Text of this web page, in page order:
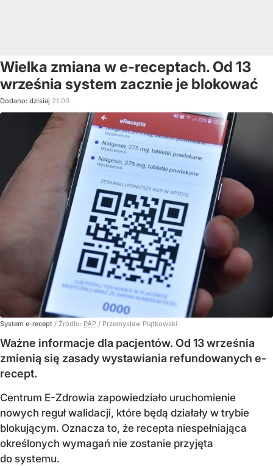
Wielka zmiana w e-receptach. Od 13
września system zacznie je blokować
Dodano: dzisiaj 21:00
System e-recept / Źródło: PAP / Przemysław Piątkowski
Ważne informacje dla pacjentów. Od 13 września
zmienią się zasady wystawiania refundowanych e-
recept.
Centrum E-Zdrowia zapowiedziało uruchomienie
nowych reguł walidacji, które będą działały w trybie
blokującym. Oznacza to, że recepta niespełniająca
określonych wymagań nie zostanie przyjęta
do systemu.